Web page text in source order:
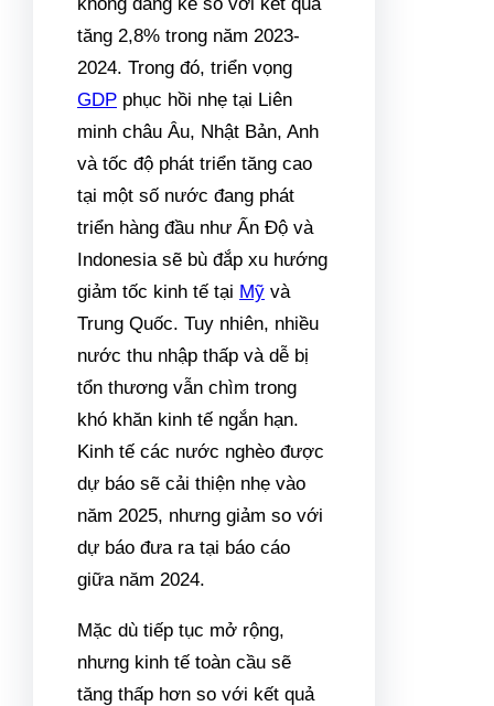
tăng 2,8% trong năm 2023-
2024. Trong đó, triển vọng
GDP phục hồi nhẹ tại Liên
minh châu Âu, Nhật Bản, Anh
và tốc độ phát triển tăng cao
tại một số nước đang phát
triển hàng đầu như Ấn Độ và
Indonesia sẽ bù đắp xu hướng
giảm tốc kinh tế tại Mỹ và
Trung Quốc. Tuy nhiên, nhiều
nước thu nhập thấp và dễ bị
tổn thương vẫn chìm trong
khó khăn kinh tế ngắn hạn.
Kinh tế các nước nghèo được
dự báo sẽ cải thiện nhẹ vào
năm 2025, nhưng giảm so với
dự báo đưa ra tại báo cáo
giữa năm 2024.
Mặc dù tiếp tục mở rộng,
nhưng kinh tế toàn cầu sẽ
tăng thấp hơn so với kết quả